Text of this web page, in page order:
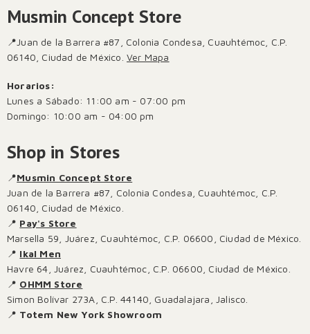
Musmin Concept Store
📍Juan de la Barrera #87, Colonia Condesa, Cuauhtémoc, C.P.
06140, Ciudad de México. Ver Mapa
Horarios:
Lunes a Sábado: 11:00 am - 07:00 pm
Domingo: 10:00 am - 04:00 pm
Shop in Stores
📍Musmin Concept Store
Juan de la Barrera #87, Colonia Condesa, Cuauhtémoc, C.P.
06140, Ciudad de México.
📍 Pay's Store
Marsella 59, Juárez, Cuauhtémoc, C.P. 06600, Ciudad de México.
📍 Ikal Men
Havre 64, Juárez, Cuauhtémoc, C.P. 06600, Ciudad de México.
📍 OHMM Store
Simon Bolívar 273A, C.P. 44140, Guadalajara, Jalisco.
📍 Totem New York Showroom